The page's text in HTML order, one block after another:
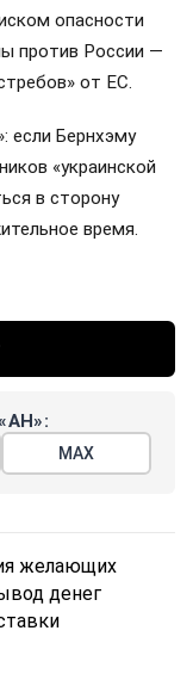
опасности
против России —
от ЕС.
если Бернхэму
«украинской
в сторону
время.
МАХ
желающих
денег